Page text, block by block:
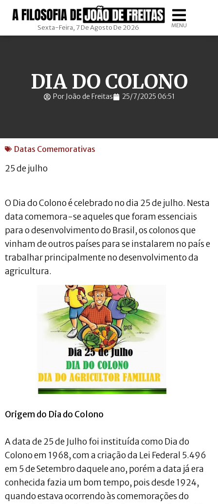
Sexta-Feira, 7 De Agosto De 2026 MENU
DIA DO COLONO
Por João de Freitas 25/7/2025 06:51
Datas Comemorativas
25 de julho
O Dia do Colono é celebrado no dia 25 de julho. Nesta
data comemora-se aqueles que foram essenciais
para o desenvolvimento do Brasil, os colonos que
vinham de outros países para se instalarem no país e
trabalhar principalmente no desenvolvimento da
agricultura.
Origem do Dia do Colono
A data de 25 de Julho foi instituída como Dia do
Colono em 1968, com a criação da Lei Federal 5.496
em 5 de Setembro daquele ano, porém a data já era
conhecida fazia um bom tempo, pois desde 1924,
quando estava ocorrendo às comemorações do